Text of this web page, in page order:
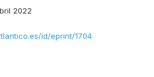
2022
id/eprint/1704